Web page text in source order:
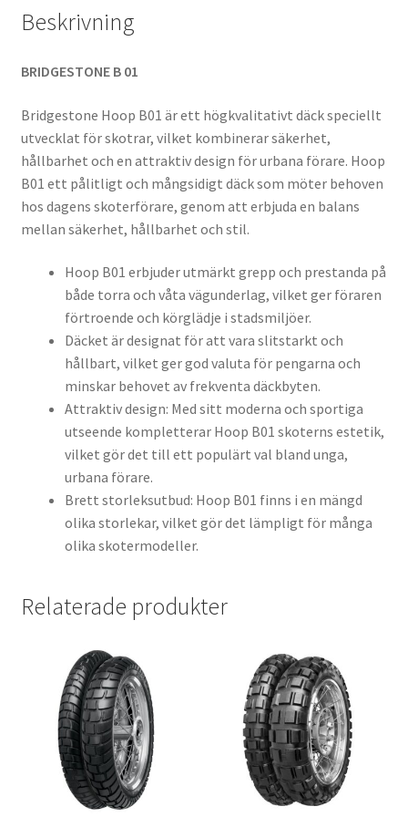
Beskrivning
BRIDGESTONE B 01
Bridgestone Hoop B01 är ett högkvalitativt däck speciellt
utvecklat för skotrar, vilket kombinerar säkerhet,
hållbarhet och en attraktiv design för urbana förare. Hoop
B01 ett pålitligt och mångsidigt däck som möter behoven
hos dagens skoterförare, genom att erbjuda en balans
mellan säkerhet, hållbarhet och stil.
Hoop B01 erbjuder utmärkt grepp och prestanda på
både torra och våta vägunderlag, vilket ger föraren
förtroende och körglädje i stadsmiljöer.
Däcket är designat för att vara slitstarkt och
hållbart, vilket ger god valuta för pengarna och
minskar behovet av frekventa däckbyten.
Attraktiv design: Med sitt moderna och sportiga
utseende kompletterar Hoop B01 skoterns estetik,
vilket gör det till ett populärt val bland unga,
urbana förare.
Brett storleksutbud: Hoop B01 finns i en mängd
olika storlekar, vilket gör det lämpligt för många
olika skotermodeller.
Relaterade produkter